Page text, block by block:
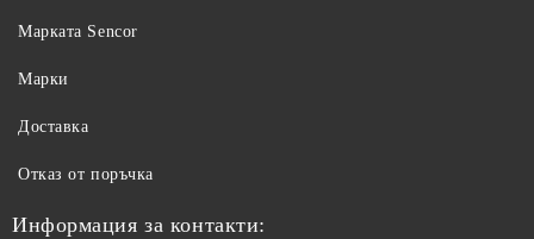
Maрката Sencor
Марки
Доставка
Отказ от поръчка
Информация за контакти: